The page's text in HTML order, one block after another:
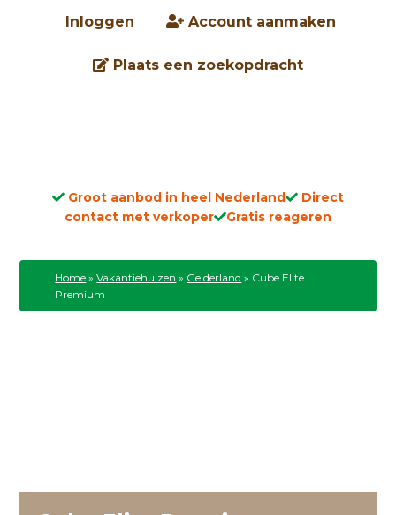
Inloggen Account aanmaken
Plaats een zoekopdracht
Groot aanbod in heel Nederland
Direct
contact met verkoper
Gratis reageren
Home »Vakantiehuizen » Gelderland » Cube Elite
Premium